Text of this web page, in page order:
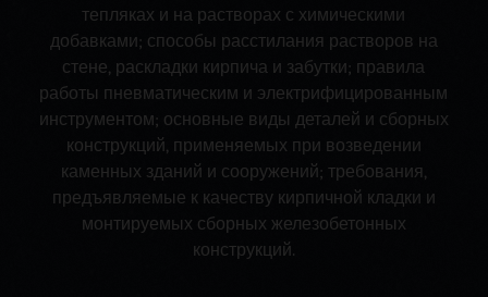
тепляках и на растворах с химическими
добавками; способы расстилания растворов на
стене, раскладки кирпича и забутки; правила
работы пневматическим и электрифицированным
инструментом; основные виды деталей и сборных
конструкций, применяемых при возведении
каменных зданий и сооружений; требования,
предъявляемые к качеству кирпичной кладки и
монтируемых сборных железобетонных
конструкций.